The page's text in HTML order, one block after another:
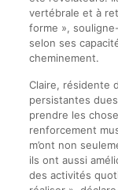
vertébrale et à
forme »,
selon ses
cheminement.
Claire, résidente
persistantes
prendre les
renforcement
m’ont non
ils ont aussi
des activités